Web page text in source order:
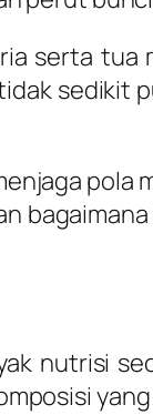
serta tua
sedikit
pola
bagaimana
nutrisi